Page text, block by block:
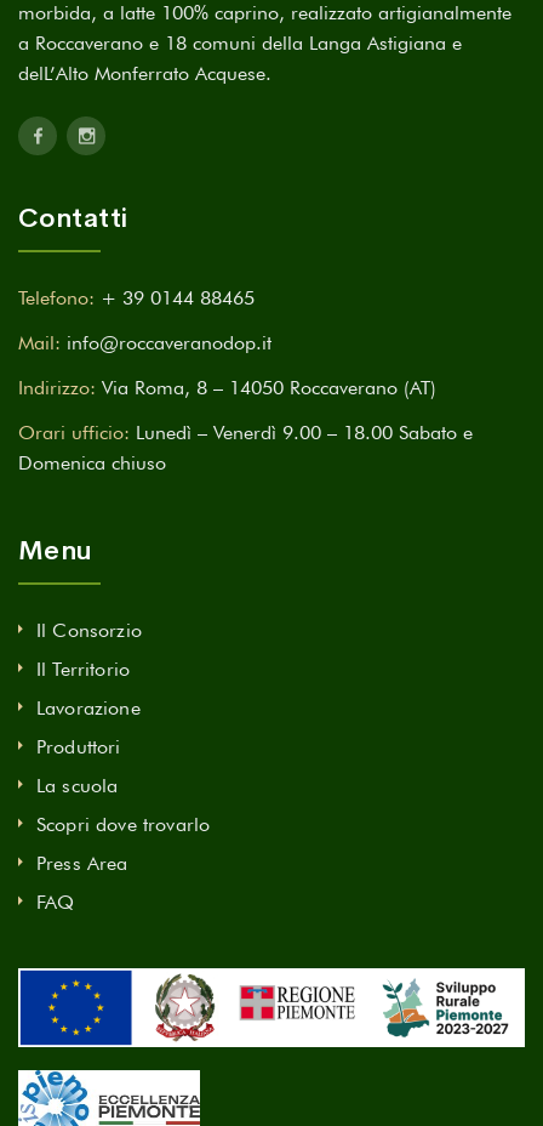
morbida, a latte 100% caprino, realizzato artigianalmente
a Roccaverano e 18 comuni della Langa Astigiana e
delL’Alto Monferrato Acquese.
Contatti
Telefono: + 39 0144 88465
Mail: info@roccaveranodop.it
Indirizzo: Via Roma, 8 – 14050 Roccaverano (AT)
Orari ufficio: Lunedì – Venerdì 9.00 – 18.00 Sabato e
Domenica chiuso
Menu
Il Consorzio
Il Territorio
Lavorazione
Produttori
La scuola
Scopri dove trovarlo
Press Area
FAQ